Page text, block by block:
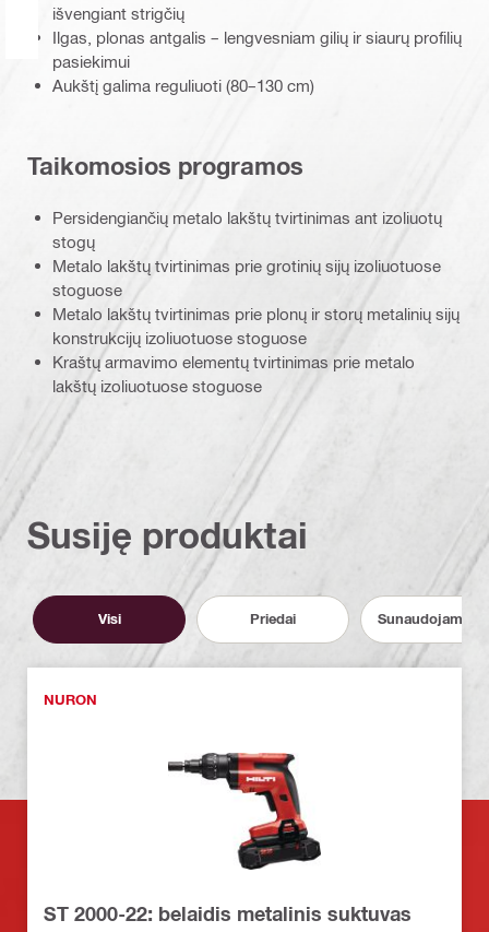
išvengiant strigčių
Ilgas, plonas antgalis – lengvesniam gilių ir siaurų profilių
pasiekimui
Aukštį galima reguliuoti (80–130 cm)
Taikomosios programos
Persidengiančių metalo lakštų tvirtinimas ant izoliuotų
stogų
Metalo lakštų tvirtinimas prie grotinių sijų izoliuotuose
stoguose
Metalo lakštų tvirtinimas prie plonų ir storų metalinių sijų
konstrukcijų izoliuotuose stoguose
Kraštų armavimo elementų tvirtinimas prie metalo
lakštų izoliuotuose stoguose
Susiję produktai
Visi Priedai Sunaudojamos
NURON
ST 2000-22: belaidis metalinis suktuvas